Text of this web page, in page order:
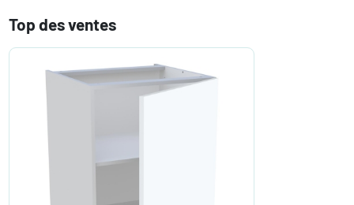
Top des ventes